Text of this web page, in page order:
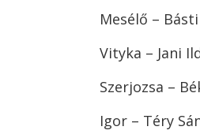
Mesélő –
Vityka – Jani
Szerjozsa –
Igor – Téry